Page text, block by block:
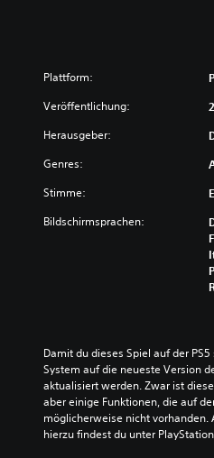
Plattform:
Veröffentlichung:
Herausgeber:
Genres:
Stimme:
Bildschirmsprachen:
Damit du dieses Spiel auf der
System auf die neueste Version
aktualisiert werden. Zwar ist
aber einige Funktionen, die auf
möglicherweise nicht
hierzu findest du unter